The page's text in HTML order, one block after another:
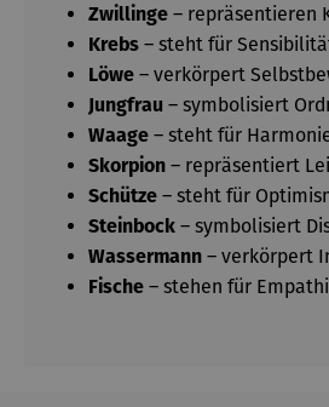
Zwillinge – repräsentieren
Krebs – steht für
Löwe – verkörpert
Jungfrau – symbolisiert
Waage – steht für
Skorpion – repräsentiert
Schütze – steht für
Steinbock – symbolisiert
Wassermann – verkörpert
Fische – stehen für